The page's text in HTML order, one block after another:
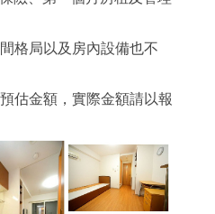
格局以及房內設備也不
估金額，實際金額請以報